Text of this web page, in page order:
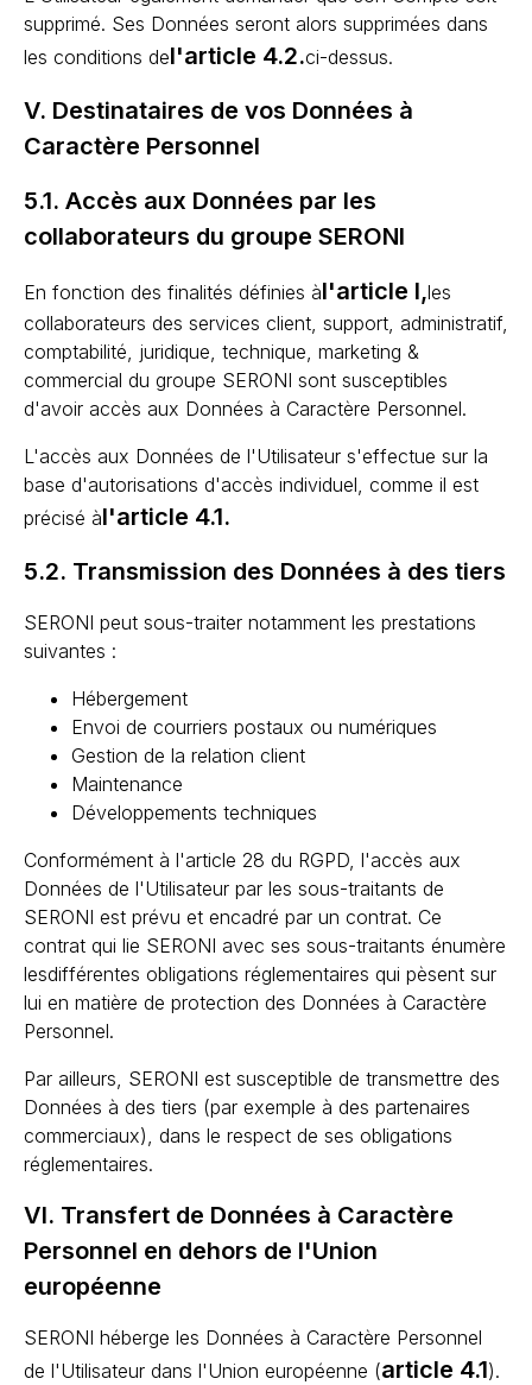
supprimé. Ses Données seront alors supprimées dans
les conditions del'article 4.2.ci-dessus.
V. Destinataires de vos Données à
Caractère Personnel
5.1. Accès aux Données par les
collaborateurs du groupe SERONI
En fonction des finalités définies àl'article I,les
collaborateurs des services client, support, administratif,
comptabilité, juridique, technique, marketing &
commercial du groupe SERONI sont susceptibles
d'avoir accès aux Données à Caractère Personnel.
L'accès aux Données de l'Utilisateur s'effectue sur la
base d'autorisations d'accès individuel, comme il est
précisé àl'article 4.1.
5.2. Transmission des Données à des tiers
SERONI peut sous-traiter notamment les prestations
suivantes :
Hébergement
Envoi de courriers postaux ou numériques
Gestion de la relation client
Maintenance
Développements techniques
Conformément à l'article 28 du RGPD, l'accès aux
Données de l'Utilisateur par les sous-traitants de
SERONI est prévu et encadré par un contrat. Ce
contrat qui lie SERONI avec ses sous-traitants énumère
lesdifférentes obligations réglementaires qui pèsent sur
lui en matière de protection des Données à Caractère
Personnel.
Par ailleurs, SERONI est susceptible de transmettre des
Données à des tiers (par exemple à des partenaires
commerciaux), dans le respect de ses obligations
réglementaires.
VI. Transfert de Données à Caractère
Personnel en dehors de l'Union
européenne
SERONI héberge les Données à Caractère Personnel
de l'Utilisateur dans l'Union européenne (article 4.1).